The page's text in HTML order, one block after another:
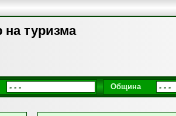
на туризма
Община